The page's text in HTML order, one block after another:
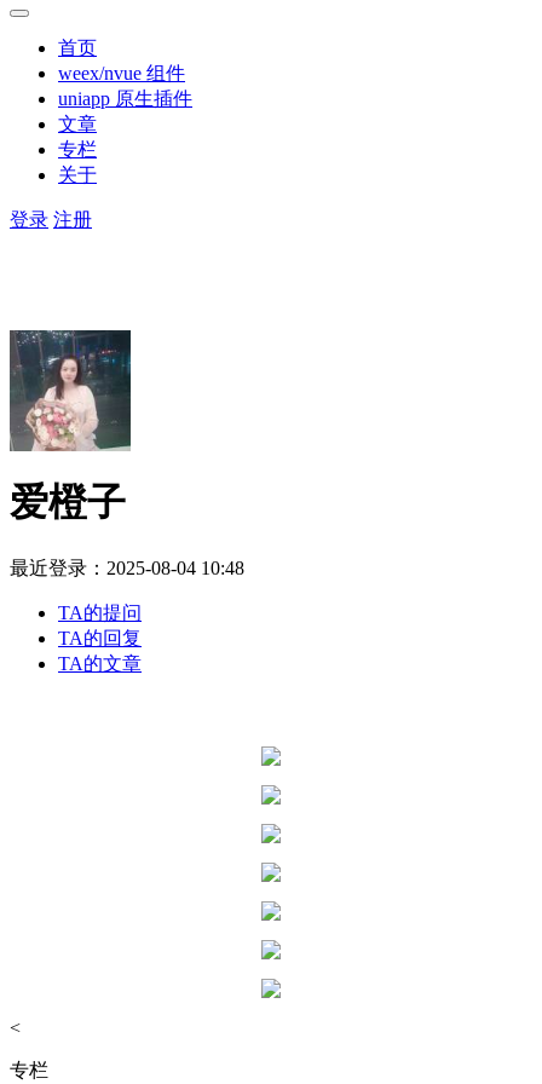
首页
weex/nvue 组件
uniapp 原生插件
文章
专栏
关于
登录 注册
爱橙子
最近登录：2025-08-04 10:48
TA的提问
TA的回复
TA的文章
<
专栏